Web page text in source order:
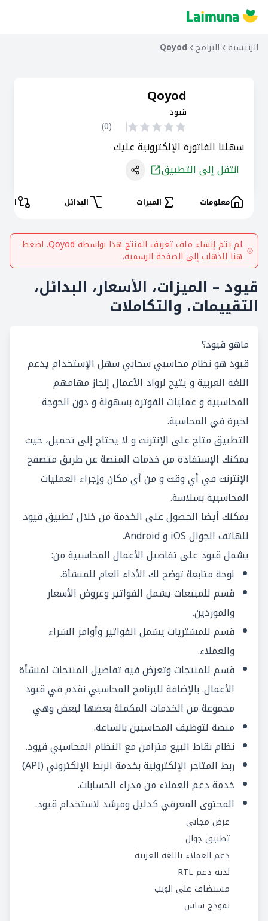
الرئيسية البرامج Qoyod
Qoyod
قيود
(
0
)
سهلنا الفاتورة الإلكترونية عليك
انتقل إلى التطبيق
معلومات الميزات البدائل
لم يتم إنشاء ملف تعريف المنتج هذا بواسطة Qoyod. اضغط
هنا للذهاب إلى الصفحة الرسمية.
قيود – الميزات، الأسعار، البدائل،
التقييمات، والتكاملات
ماهو قيود؟
قيود هو نظام محاسبي سحابي سهل الإستخدام يدعم
اللغة العربية و يتيح لرواد الأعمال إنجاز مهامهم
المحاسبية و عمليات الفوترة بسهولة و دون الحوجة
لخبرة في المحاسبة.
التطبيق متاح على الإنترنت و لا يحتاج إلى تحميل، حيث
يمكنك الإستفادة من خدمات المنصة عن طريق متصفح
الإنترنت في أي وقت و من أي مكان وإجراء العمليات
المحاسبية بسلاسة.
يمكنك أيضا الحصول على الخدمة من خلال تطبيق قيود
للهاتف الجوال iOS و Android.
يشمل قيود على تفاصيل الأعمال المحاسبية من:
لوحة متابعة توضح لك الأداء العام للمنشأة.
قسم للمبيعات يشمل الفواتير وعروض الأسعار
والموردين.
قسم للمشتريات يشمل الفواتير وأوامر الشراء
والعملاء.
قسم للمنتجات وتعرض فيه تفاصيل المنتجات لمنشأة
الأعمال. بالإضافة للبرنامج المحاسبي نقدم في قيود
مجموعة من الخدمات المكملة بعضها لبعض وهي
منصة لتوظيف المحاسبين بالساعة.
نظام نقاط البيع متزامن مع النظام المحاسبي قيود.
ربط المتاجر الإلكترونية بخدمة الربط الإلكتروني (API)
خدمة دعم العملاء من مدراء الحسابات.
المحتوى المعرفي كدليل ومرشد لاستخدام قيود.
عرض مجاني
تطبيق جوال
دعم العملاء باللغة العربية
لديه دعم RTL
مستضاف على الويب
نموذج ساس